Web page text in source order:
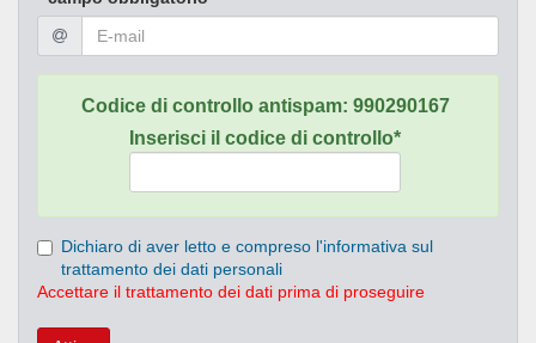
Codice di controllo antispam: 990290167
Inserisci il codice di controllo*
Dichiaro di aver letto e compreso l'informativa sul
trattamento dei dati personali
Accettare il trattamento dei dati prima di proseguire